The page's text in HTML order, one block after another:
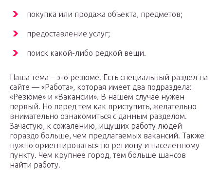
покупка или продажа объекта, предметов;
предоставление услуг;
поиск какой-либо редкой вещи.
Наша тема – это резюме. Есть специальный раздел на
сайте — «Работа», которая имеет два подраздела:
«Резюме» и «Вакансии». В нашем случае нужен
первый. Но перед тем как приступить, желательно
внимательно ознакомиться с данным разделом.
Зачастую, к сожалению, ищущих работу людей
гораздо больше, чем предлагаемых вакансий. Также
нужно ориентироваться по региону и населенному
пункту. Чем крупнее город, тем больше шансов
найти работу.